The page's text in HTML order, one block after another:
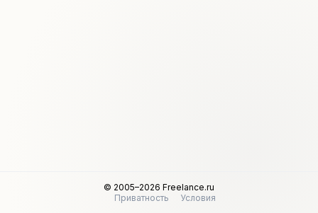
© 2005–2026 Freelance.ru
Приватность
Условия